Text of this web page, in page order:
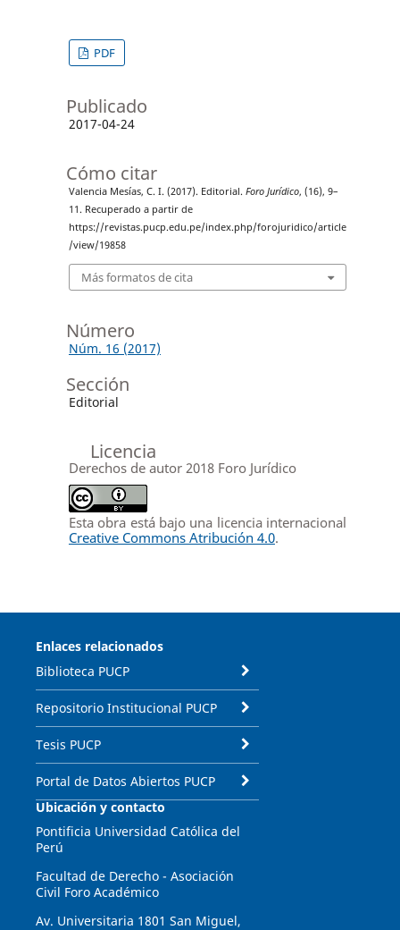
PDF
Publicado
2017-04-24
Cómo citar
Valencia Mesías, C. I. (2017). Editorial. Foro Jurídico, (16), 9–
11. Recuperado a partir de
https://revistas.pucp.edu.pe/index.php/forojuridico/article
/view/19858
Más formatos de cita
Número
Núm. 16 (2017)
Sección
Editorial
Licencia
Derechos de autor 2018 Foro Jurídico
Esta obra está bajo una licencia internacional
Creative Commons Atribución 4.0.
Enlaces relacionados
Biblioteca PUCP
Repositorio Institucional PUCP
Tesis PUCP
Portal de Datos Abiertos PUCP
Ubicación y contacto
Pontificia Universidad Católica del
Perú
Facultad de Derecho - Asociación
Civil Foro Académico
Av. Universitaria 1801 San Miguel,